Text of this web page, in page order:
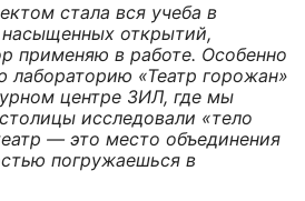
стала вся учеба в
открытий,
применяю в работе. Особенно
лабораторию «Театр горожан»
центре ЗИЛ, где мы
исследовали «тело
— это место объединения
погружаешься в